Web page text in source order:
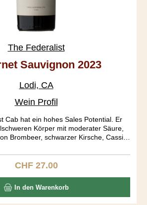
The Federalist
Sauvignon 2023
Lodi, CA
Wein Profil
Cab hat ein hohes Sales Potential. Er
Körper mit moderater Säure,
Brombeer, schwarzer Kirsche, Cassis
und französichen Barriquen während 15
Monaten statt.
Regulärer Preis:
CHF 27.00
In den Warenkorb